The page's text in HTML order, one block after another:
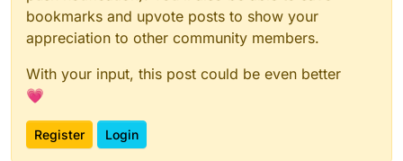
bookmarks and upvote posts to show your
appreciation to other community members.
With your input, this post could be even better
💗
Register Login